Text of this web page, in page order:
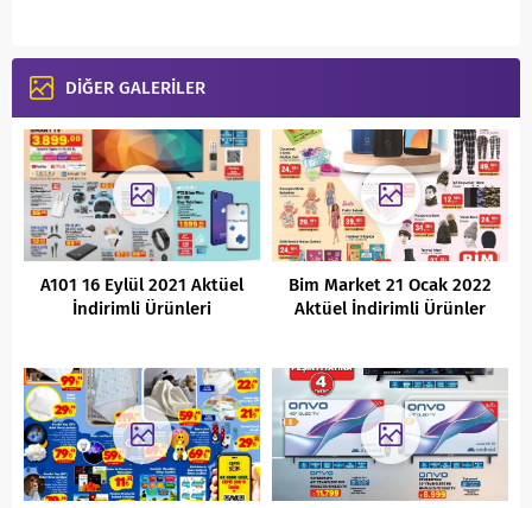
DİĞER GALERİLER
A101 16 Eylül 2021 Aktüel
İndirimli Ürünleri
Bim Market 21 Ocak 2022
Aktüel İndirimli Ürünler